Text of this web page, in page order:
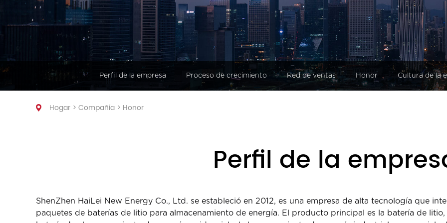
energía industrial y comercial
Estación de energía portátil
Perfil de la empresa Proceso de crecimiento Red de ventas Honor Cultura de la
Hogar > Compañía > Honor
Perfil de la
ShenZhen HaiLei New Energy Co., Ltd. se estableció en 2012, es una empresa de alta tecnología que
paquetes de baterías de litio para almacenamiento de energía. El producto principal es la batería de